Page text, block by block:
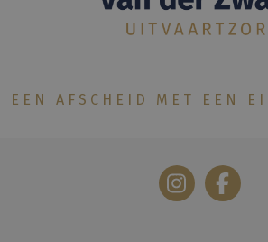
EEN AFSCHEID MET EEN